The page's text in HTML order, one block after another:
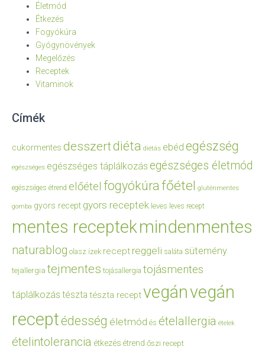
Életmód
Étkezés
Fogyókúra
Gyógynövények
Megelőzés
Receptek
Vitaminok
Címék
cukormentes desszertdiéta diétás ebéd egészség
egészséges egészséges táplálkozás egészséges életmód
egészséges étrend előétel fogyókúrafőétel gluténmentes
gomba gyors recept gyors receptek leves leves recept
mentes receptekmindenmentes
naturablog olasz ízek recept reggeli saláta sütemény
tejallergia tejmentes tojásallergia tojásmentes
táplálkozás tészta tészta receptvegánvegán
receptédesség életmód és ételallergia ételek
ételintolerancia étkezés étrend őszi recept